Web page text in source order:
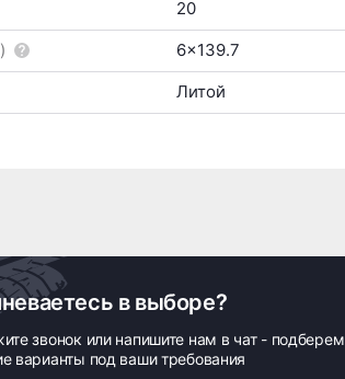
20
6x139.7
Литой
в выборе?
звонок или напишите нам в чат - подберем
варианты под ваши требования